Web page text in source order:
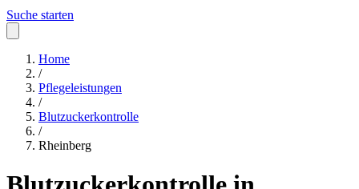
Suche starten
Home
/
Pflegeleistungen
/
Blutzuckerkontrolle
/
Rheinberg